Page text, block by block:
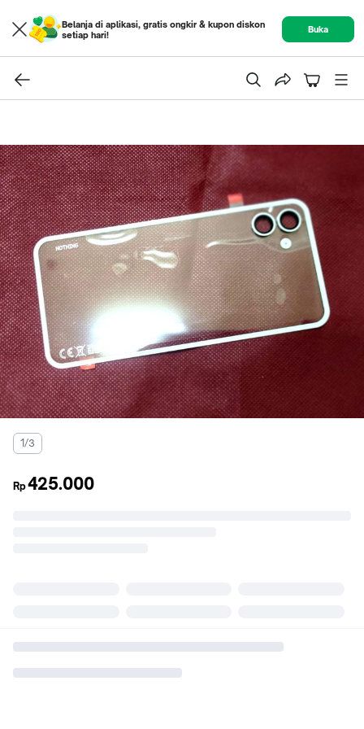
Belanja di aplikasi, gratis ongkir & kupon diskon
setiap hari!
Buka
1/3
Rp425.000